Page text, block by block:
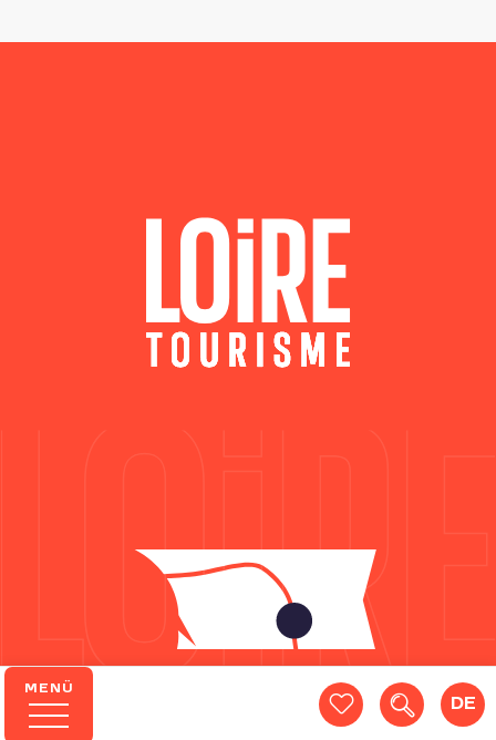
MENÜ
Suche
DE